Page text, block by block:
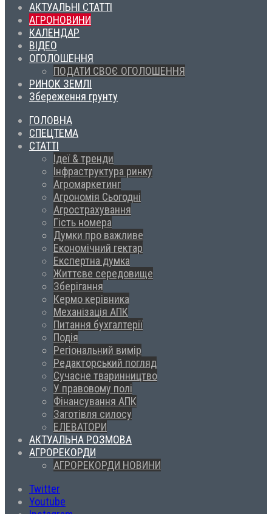
АКТУАЛЬНІ СТАТТІ
АГРОНОВИНИ
КАЛЕНДАР
ВІДЕО
ОГОЛОШЕННЯ
ПОДАТИ СВОЄ ОГОЛОШЕННЯ
РИНОК ЗЕМЛІ
Збереження грунту
ГОЛОВНА
СПЕЦТЕМА
СТАТТІ
Ідеї & тренди
Інфраструктура ринку
Агромаркетинг
Агрономія Сьогодні
Агрострахування
Гість номера
Думки про важливе
Економічний гектар
Експертна думка
Життєве середовище
Зберігання
Кермо керівника
Механізація АПК
Питання бухгалтерії
Подія
Регіональний вимір
Редакторський погляд
Сучасне тваринництво
У правовому полі
Фінансування АПК
Заготівля силосу
ЕЛЕВАТОРИ
АКТУАЛЬНА РОЗМОВА
АГРОРЕКОРДИ
АГРОРЕКОРДИ НОВИНИ
Twitter
Youtube